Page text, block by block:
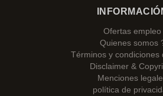
Ofertas empleo
Quienes somos
Términos y condiciones
Disclaimer &
Menciones
política de